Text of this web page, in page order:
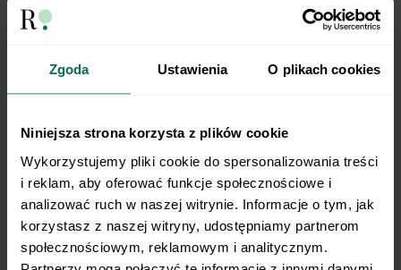
Zgoda Ustawienia O plikach cookies
Niniejsza strona korzysta z plików cookie
Wykorzystujemy pliki cookie do spersonalizowania treści
i reklam, aby oferować funkcje społecznościowe i
analizować ruch w naszej witrynie. Informacje o tym, jak
korzystasz z naszej witryny, udostępniamy partnerom
społecznościowym, reklamowym i analitycznym.
12
Gotujemy budyń według instrukcji na
opakowaniu. Odstawiamy do całkowitego
14 Składanie:
15 Każdemu ptysiowi odcinamy górną część.